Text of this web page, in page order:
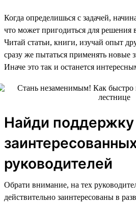
Когда определишься с задачей,
что может пригодиться для решения
Читай статьи, книги, изучай опыт
сразу же пытаться применять новые
Иначе это так и останется
Найди
руководителей
Обрати внимание, на тех
действительно заинтересованы в